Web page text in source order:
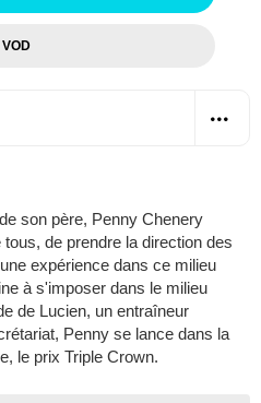
VOD
son père, Penny Chenery
de prendre la direction des
expérience dans ce milieu
à s'imposer dans le milieu
de Lucien, un entraîneur
Penny se lance dans la
le prix Triple Crown.